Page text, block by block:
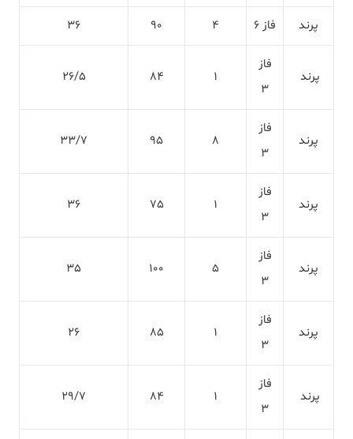
پرند فاز 6 4
90
36
پرند
فاز
3
1
84
26/5
پرند
فاز
3
8
95
33/7
پرند
فاز
3
1
75
36
پرند
فاز
3
5
100
35
پرند
فاز
3
1
85
26
پرند
فاز
3
1
84
29/7